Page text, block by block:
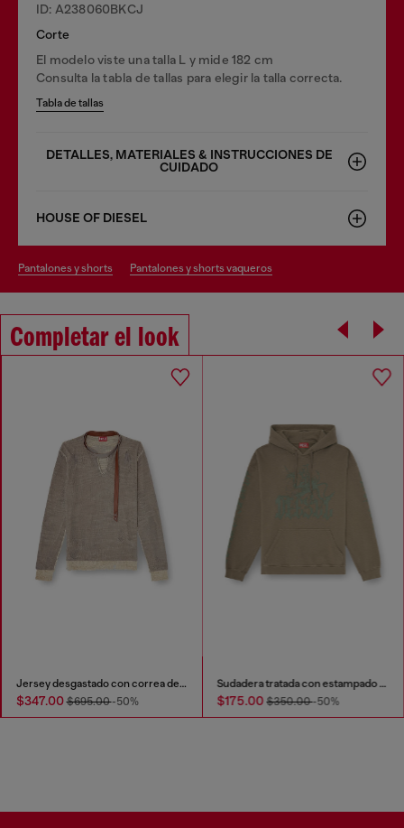
ID: A238060BKCJ
Corte
El modelo viste una talla L y mide 182 cm
Consulta la tabla de tallas para elegir la talla correcta.
Tabla de tallas
DETALLES, MATERIALES & INSTRUCCIONES DE
CUIDADO
HOUSE OF DIESEL
pantalones y shorts pantalones y shorts vaqueros
Completar el look
Jersey desgastado con correa de cuello estilo biker
$347.00$695.00-50%
Sudadera tratada con estampado de grifo
$175.00$350.00-50%